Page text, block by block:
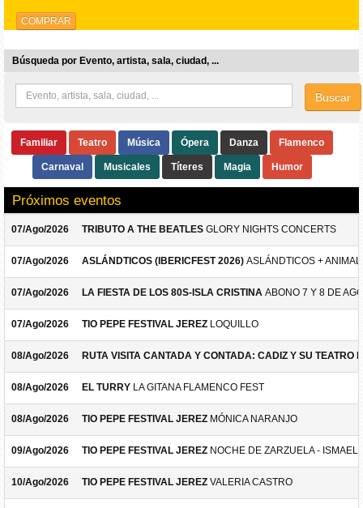
COMPRAR
Búsqueda por Evento, artista, sala, ciudad, ...
Buscar
Familiar Teatro Música Ópera Danza Flamenco
Carnaval Musicales Títeres Magia Humor
Próximos eventos
07/Ago/2026 TRIBUTO A THE BEATLES GLORY NIGHTS CONCERTS
07/Ago/2026 ASLÁNDTICOS (IBERICFEST 2026) ASLÁNDTICOS +
07/Ago/2026 LA FIESTA DE LOS 80S-ISLA CRISTINA ABONO 7 Y 8 DE
07/Ago/2026 TIO PEPE FESTIVAL JEREZ LOQUILLO
08/Ago/2026 RUTA VISITA CANTADA Y CONTADA: CADIZ Y SU TEATRO
08/Ago/2026 EL TURRY LA GITANA FLAMENCO FEST
08/Ago/2026 TIO PEPE FESTIVAL JEREZ MÓNICA NARANJO
09/Ago/2026 TIO PEPE FESTIVAL JEREZ NOCHE DE ZARZUELA -
10/Ago/2026 TIO PEPE FESTIVAL JEREZ VALERIA CASTRO